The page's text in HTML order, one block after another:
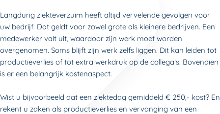
Langdurig ziekteverzuim heeft altijd vervelende gevolgen voor
uw bedrijf. Dat geldt voor zowel grote als kleinere bedrijven. Een
medewerker valt uit, waardoor zijn werk moet worden
overgenomen. Soms blijft zijn werk zelfs liggen. Dit kan leiden tot
productieverlies of tot extra werkdruk op de collega’s. Bovendien
is er een belangrijk kostenaspect.
Wist u bijvoorbeeld dat een ziektedag gemiddeld € 250,- kost? En
rekent u zaken als productieverlies en vervanging van een